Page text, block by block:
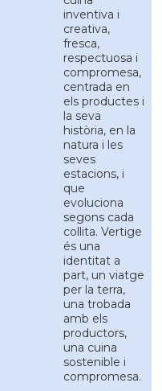
inventiva i
creativa,
fresca,
respectuosa i
compromesa,
centrada en
els productes i
la seva
història, en la
natura i les
seves
estacions, i
que
evoluciona
segons cada
collita. Vertige
és una
identitat a
part, un viatge
per la terra,
una trobada
amb els
productors,
una cuina
sostenible i
compromesa.